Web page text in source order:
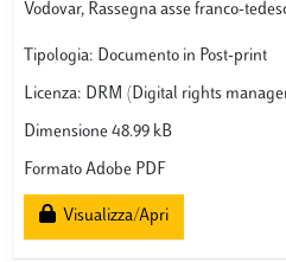
Vodovar, Rassegna asse franco-
Tipologia: Documento in Post-print
Licenza: DRM (Digital rights
Dimensione 48.99 kB
Formato Adobe PDF
Visualizza/Apri